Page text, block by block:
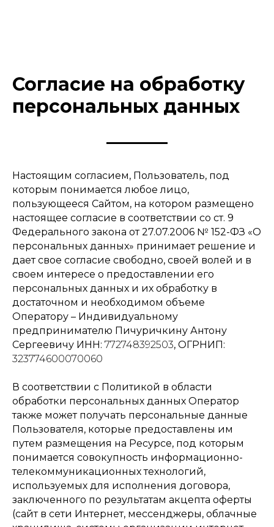
Согласие на обработку
персональных данных
Настоящим согласием, Пользователь, под
которым понимается любое лицо,
пользующееся Сайтом, на котором размещено
настоящее согласие в соответствии со ст. 9
Федерального закона от 27.07.2006 № 152-ФЗ «О
персональных данных» принимает решение и
дает свое согласие свободно, своей волей и в
своем интересе о предоставлении его
персональных данных и их обработку в
достаточном и необходимом объеме
Оператору – Индивидуальному
предпринимателю Пичуричкину Антону
Сергеевичу ИНН: 772748392503, ОГРНИП:
323774600070060
В соответствии с Политикой в области
обработки персональных данных Оператор
также может получать персональные данные
Пользователя, которые предоставлены им
путем размещения на Ресурсе, под которым
понимается совокупность информационно-
телекоммуникационных технологий,
используемых для исполнения договора,
заключенного по результатам акцепта оферты
(сайт в сети Интернет, мессенджеры, облачные